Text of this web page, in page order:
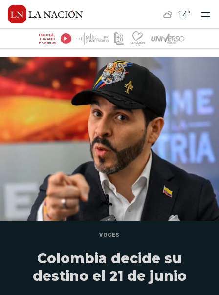
14°
ESCUCHÁ
TU RADIO
PREFERIDA
VOCES
Colombia decide su
destino el 21 de junio